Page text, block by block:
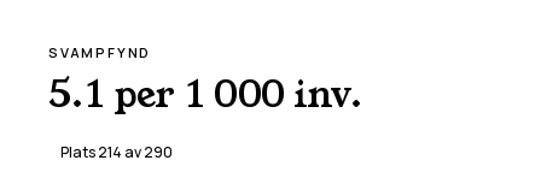
SVAMPFYND
5.1 per 1 000 inv.
Plats214 av290